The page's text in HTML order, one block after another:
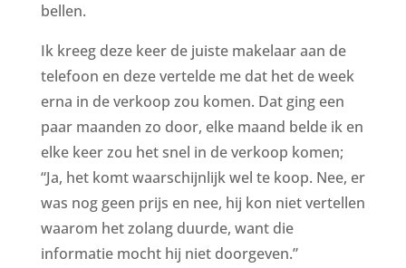
bellen.
Ik kreeg deze keer de juiste makelaar aan de
telefoon en deze vertelde me dat het de week
erna in de verkoop zou komen. Dat ging een
paar maanden zo door, elke maand belde ik en
elke keer zou het snel in de verkoop komen;
“Ja, het komt waarschijnlijk wel te koop. Nee, er
was nog geen prijs en nee, hij kon niet vertellen
waarom het zolang duurde, want die
informatie mocht hij niet doorgeven.”